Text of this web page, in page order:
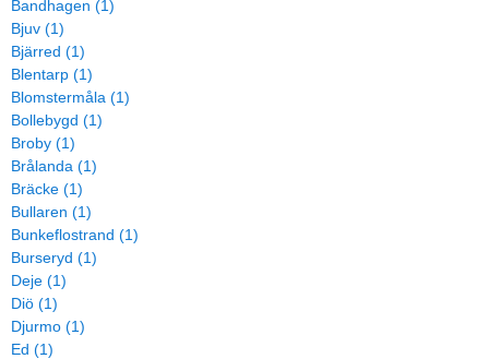
Bandhagen (1)
Bjuv (1)
Bjärred (1)
Blentarp (1)
Blomstermåla (1)
Bollebygd (1)
Broby (1)
Brålanda (1)
Bräcke (1)
Bullaren (1)
Bunkeflostrand (1)
Burseryd (1)
Deje (1)
Diö (1)
Djurmo (1)
Ed (1)